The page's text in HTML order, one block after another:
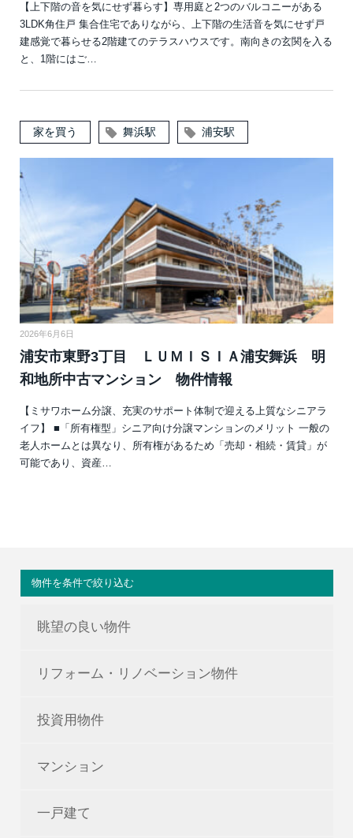
【上下階の音を気にせず暮らす】専用庭と2つのバルコニーがある
3LDK角住戸 集合住宅でありながら、上下階の生活音を気にせず戸
建感覚で暮らせる2階建てのテラスハウスです。南向きの玄関を入る
と、1階にはご…
家を買う 舞浜駅 浦安駅
2026年6月6日
浦安市東野3丁目 ＬＵＭＩＳＩＡ浦安舞浜 明
和地所中古マンション 物件情報
【ミサワホーム分譲、充実のサポート体制で迎える上質なシニアラ
イフ】 ■「所有権型」シニア向け分譲マンションのメリット 一般の
老人ホームとは異なり、所有権があるため「売却・相続・賃貸」が
可能であり、資産…
物件を条件で絞り込む
眺望の良い物件
リフォーム・リノベーション物件
投資用物件
マンション
一戸建て